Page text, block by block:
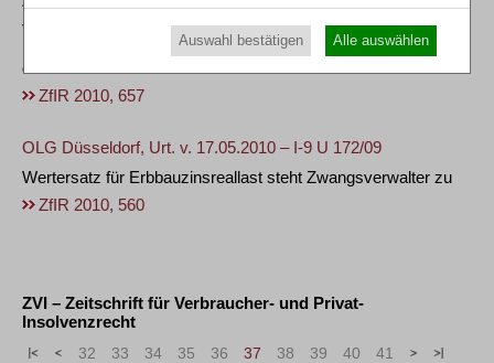
Verpflichtung des Insolvenzverwalters zur Zahlung von
Hausgeldern auch nach Freigabe des Wohnungseigentums
des insolventen Schuldners
ZfIR 2010, 657
OLG Düsseldorf, Urt. v. 17.05.2010 – I-9 U 172/09
Wertersatz für Erbbauzinsreallast steht Zwangsverwalter zu
ZfIR 2010, 560
ZVI – Zeitschrift für Verbraucher- und Privat-
Insolvenzrecht
« < 32 33 34 35 36 37 38 39 40 41 > »
Auswahl bestätigen Alle auswählen